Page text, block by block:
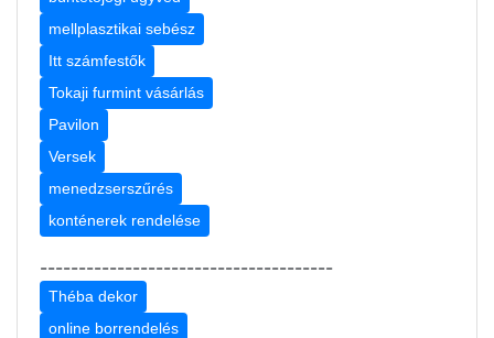
mellplasztikai sebész
Itt számfestők
Tokaji furmint vásárlás
Pavilon
Versek
menedzserszűrés
konténerek rendelése
--------------------------------------
Théba dekor
online borrendelés